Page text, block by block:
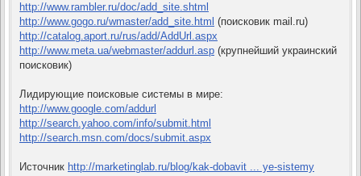
http://www.rambler.ru/doc/add_site.shtml
http://www.gogo.ru/wmaster/add_site.html (поисковик mail.ru)
http://catalog.aport.ru/rus/add/AddUrl.aspx
http://www.meta.ua/webmaster/addurl.asp (крупнейший украинский
поисковик)
Лидирующие поисковые системы в мире:
http://www.google.com/addurl
http://search.yahoo.com/info/submit.html
http://search.msn.com/docs/submit.aspx
Источник http://marketinglab.ru/blog/kak-dobavit ... ye-sistemy